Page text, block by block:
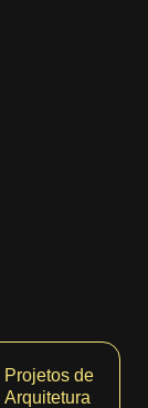
Projetos de
Arquitetura